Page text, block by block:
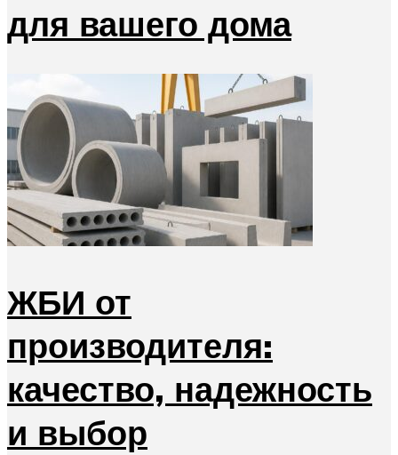
для вашего дома
ЖБИ от
производителя:
качество, надежность
и выбор